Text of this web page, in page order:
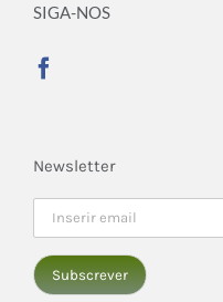
SIGA-NOS
Newsletter